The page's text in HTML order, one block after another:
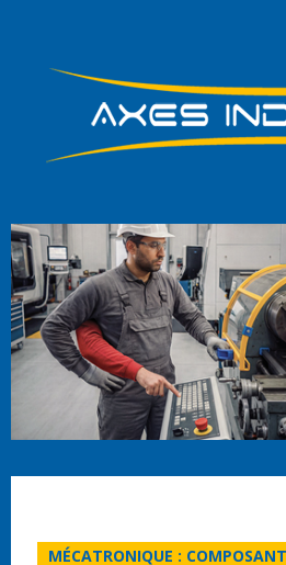
MÉCATRONIQUE :